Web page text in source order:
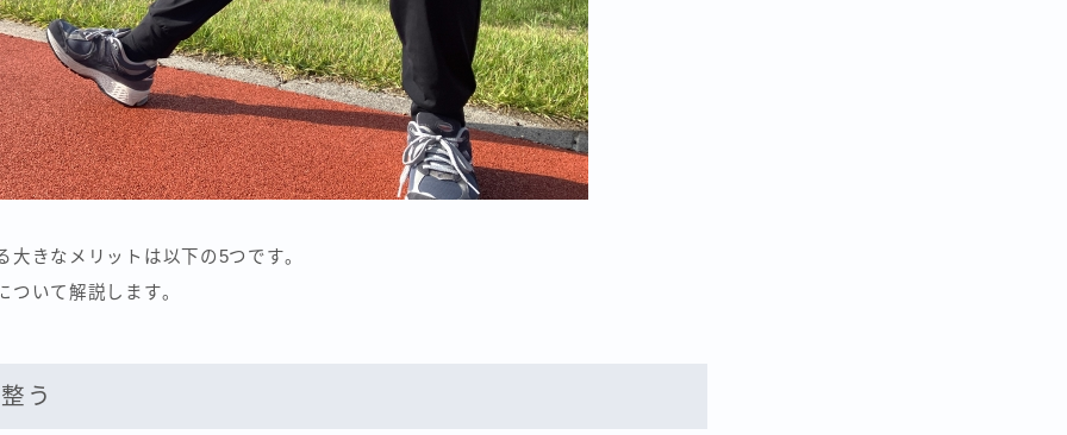
大きなメリットは以下の5つです。
ついて解説します。
う